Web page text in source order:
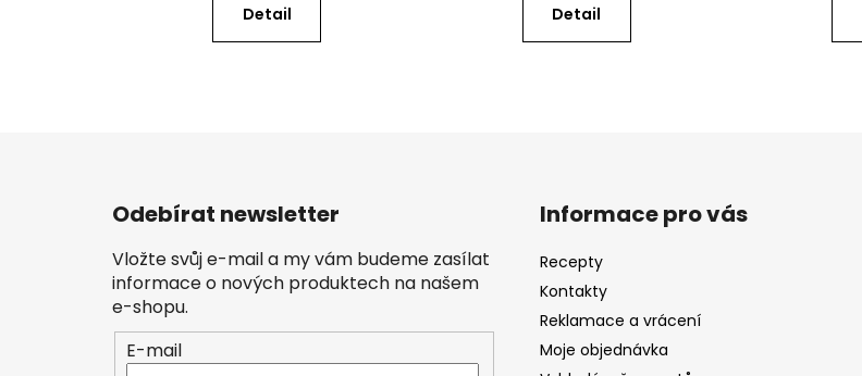
Detail Detail
Odebírat newsletter
Vložte svůj e-mail a my vám budeme zasílat
informace o nových produktech na našem
e-shopu.
E-mail
Informace pro vás
Recepty
Kontakty
Reklamace a vrácení
Moje objednávka